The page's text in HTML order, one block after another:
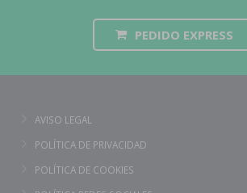
PEDIDO EXPRESS
AVISO LEGAL
POLÍTICA DE PRIVACIDAD
POLÍTICA DE COOKIES